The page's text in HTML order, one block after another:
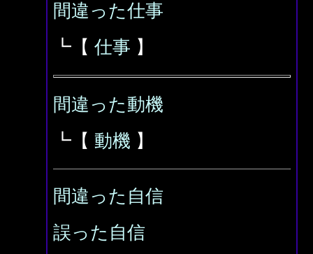
間違った仕事
┗【 仕事 】
間違った動機
┗【 動機 】
間違った自信
誤った自信